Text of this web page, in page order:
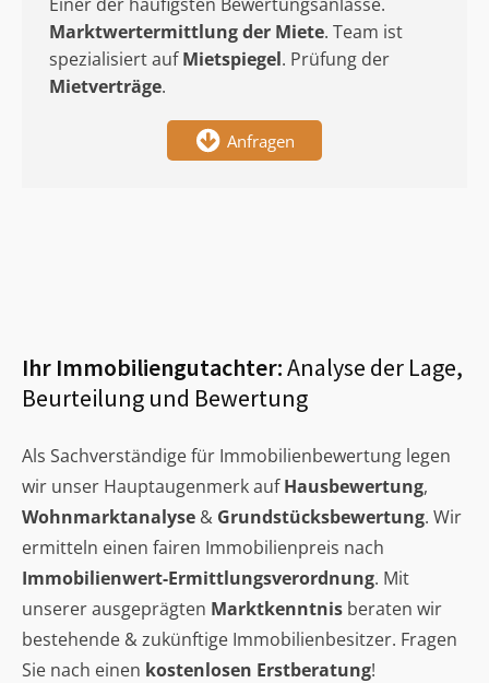
Marktwertermittlungder Miete. Team ist
spezialisiert aufMietspiegel. Prüfung der
Mietverträge.
Anfragen
Ihr Immobiliengutachter:Analyse der Lage,
Beurteilung und Bewertung
Als Sachverständige für Immobilienbewertung legen
wir unser Hauptaugenmerk aufHausbewertung,
Wohnmarktanalyse & Grundstücksbewertung. Wir
ermitteln einen fairen Immobilienpreis nach
Immobilienwert-Ermittlungsverordnung. Mit
unserer ausgeprägten Marktkenntnis beraten wir
bestehende & zukünftige Immobilienbesitzer. Fragen
Sie nach einen kostenlosen Erstberatung!